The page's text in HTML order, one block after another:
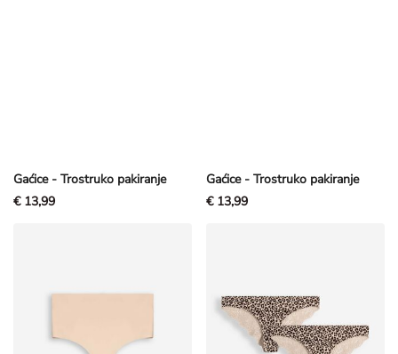
Gaćice - Trostruko pakiranje
€ 13,99
Gaćice - Trostruko pakiranje
€ 13,99